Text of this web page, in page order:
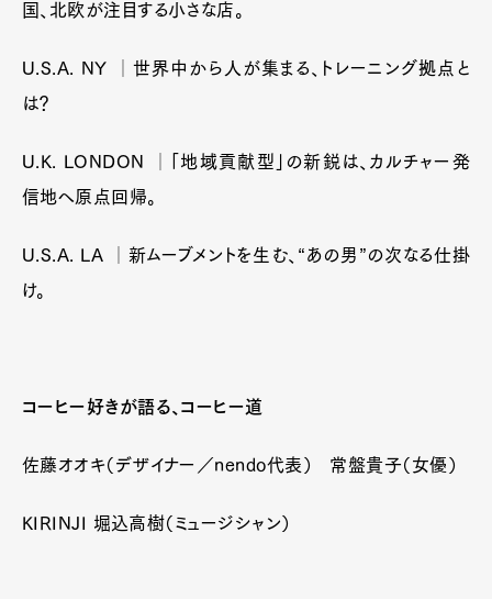
国、北欧が注目する小さな店。
U.S.A. NY │世界中から人が集まる、トレーニング拠点と
は？
U.K. LONDON │「地域貢献型」の新鋭は、カルチャー発
信地へ原点回帰。
U.S.A. LA │新ムーブメントを生む、“あの男”の次なる仕掛
け。
コーヒー好きが語る、コーヒー道
佐藤オオキ（デザイナー／nendo代表） 常盤貴子（女優）
KIRINJI 堀込高樹（ミュージシャン）